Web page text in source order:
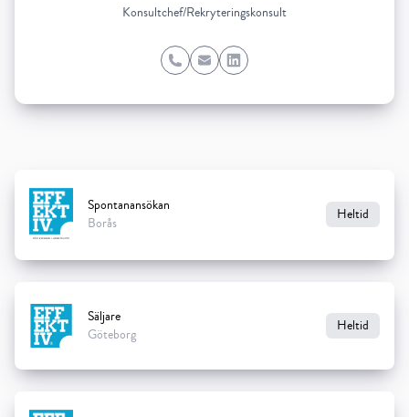
Konsultchef/Rekryteringskonsult
PhoneEmailLinkedIn
Spontanansökan
Borås
Heltid
Säljare
Göteborg
Heltid